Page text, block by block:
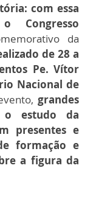
com essa
Congresso
da
de 28 a
Pe. Vítor
Nacional de
grandes
o estudo da
presentes e
formação e
a figura da